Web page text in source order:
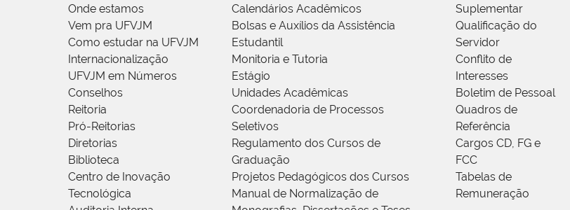
Onde estamos
Vem pra UFVJM
Como estudar na UFVJM
Internacionalização
UFVJM em Números
Conselhos
Reitoria
Pró-Reitorias
Diretorias
Biblioteca
Centro de Inovação
Tecnológica
Calendários Acadêmicos
Bolsas e Auxílios da Assistência
Estudantil
Monitoria e Tutoria
Estágio
Unidades Acadêmicas
Coordenadoria de Processos
Seletivos
Regulamento dos Cursos de
Graduação
Projetos Pedagógicos dos Cursos
Manual de Normalização de
Suplementar
Qualificação do
Servidor
Conflito de
Interesses
Boletim de Pessoal
Quadros de
Referência
Cargos CD, FG e
FCC
Tabelas de
Remuneração